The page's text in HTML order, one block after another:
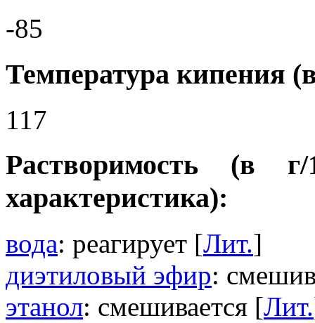
-85
Температура кипения
117
Растворимость (в
характеристика):
вода: реагирует [Лит.]
диэтиловый эфир:
этанол: смешивается [Лит.